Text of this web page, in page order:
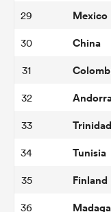
29 Mexico
30 China
31
32
33
34 Tunisia
35 Finland
36